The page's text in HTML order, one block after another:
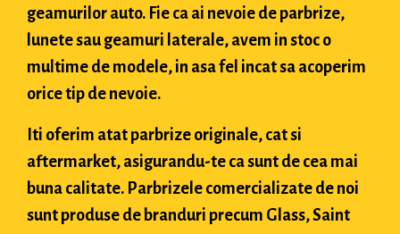
geamurilor auto. Fie ca ai nevoie de parbrize,
lunete sau geamuri laterale, avem in stoc o
multime de modele, in asa fel incat sa acoperim
orice tip de nevoie.
Iti oferim atat parbrize originale, cat si
aftermarket, asigurandu-te ca sunt de cea mai
buna calitate. Parbrizele comercializate de noi
sunt produse de branduri precum Glass, Saint